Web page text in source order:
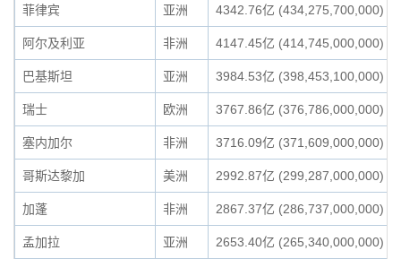
菲律宾 亚洲 4342.76亿 (434,275,700,000)
阿尔及利亚 非洲 4147.45亿 (414,745,000,000)
巴基斯坦 亚洲 3984.53亿 (398,453,100,000)
瑞士 欧洲 3767.86亿 (376,786,000,000)
塞内加尔 非洲 3716.09亿 (371,609,000,000)
哥斯达黎加 美洲 2992.87亿 (299,287,000,000)
加蓬 非洲 2867.37亿 (286,737,000,000)
孟加拉 亚洲 2653.40亿 (265,340,000,000)